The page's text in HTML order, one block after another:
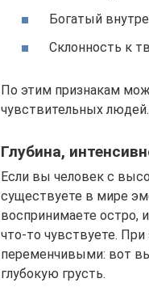
Богатый
Склонность к
По этим признакам
чувствительных людей.
Глубина,
Если вы человек с
существуете в мире
воспринимаете остро,
что-то чувствуете.
переменчивыми: вот
глубокую грусть.